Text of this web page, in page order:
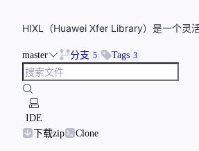
HIXL（Huawei Xfer Library）是一个灵
master 分支 5 Tags 3
IDE
下载zip
Clone